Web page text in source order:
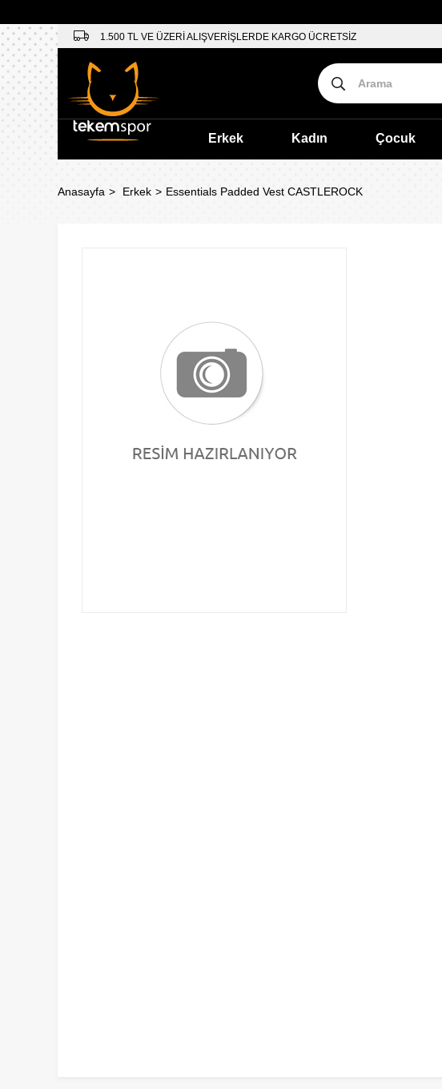
1.500 TL VE ÜZERİ ALIŞVERİŞLERDE KARGO ÜCRETSİZ
Erkek Kadın Çocuk
Anasayfa Erkek Essentials Padded Vest CASTLEROCK